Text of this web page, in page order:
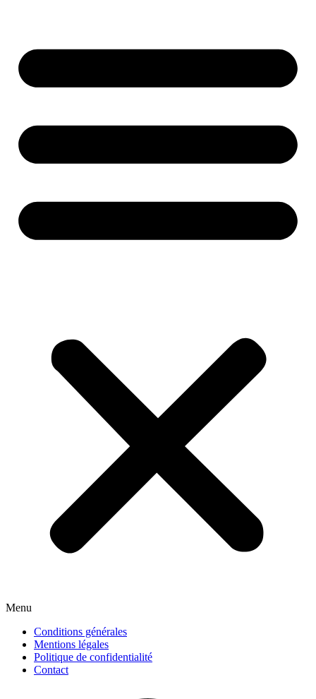
Menu
Conditions générales
Mentions légales
Politique de confidentialité
Contact